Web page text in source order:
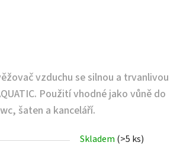
vzduchu se silnou a trvanlivou
Použití vhodné jako vůně do
šaten a kanceláří.
Skladem (>5 ks)